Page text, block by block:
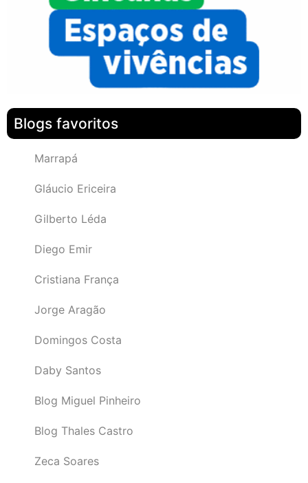
Blogs favoritos
Marrapá
Gláucio Ericeira
Gilberto Léda
Diego Emir
Cristiana França
Jorge Aragão
Domingos Costa
Daby Santos
Blog Miguel Pinheiro
Blog Thales Castro
Zeca Soares